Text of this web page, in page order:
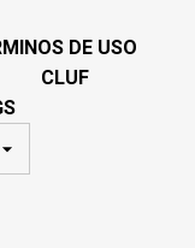
DE USO
CLUF